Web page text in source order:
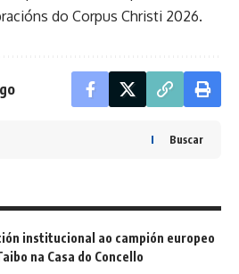
do Corpus Christi 2026.
Buscar
institucional ao campión europeo
na Casa do Concello